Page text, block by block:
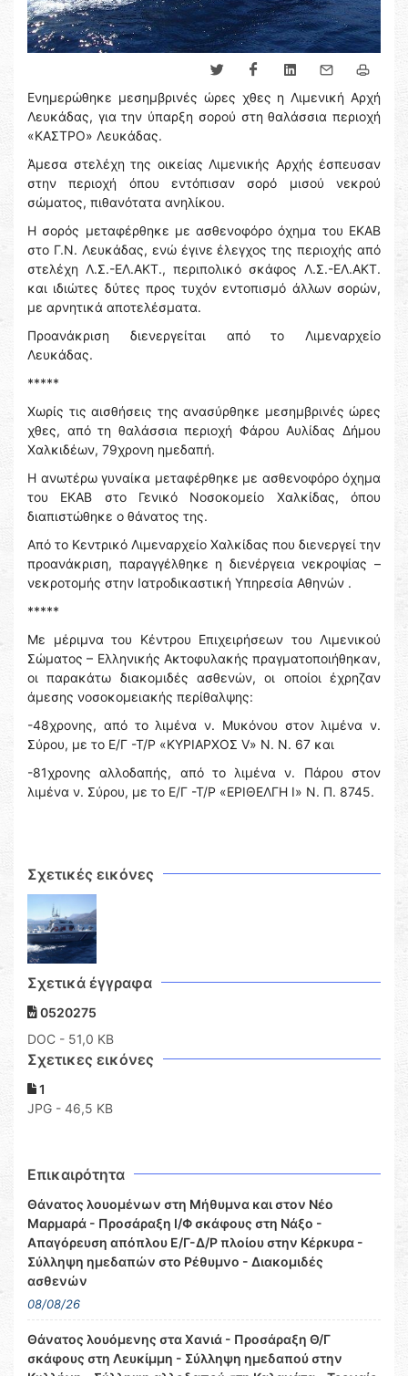
Ενημερώθηκε μεσημβρινές ώρες χθες η Λιμενική Αρχή
Λευκάδας, για την ύπαρξη σορού στη θαλάσσια περιοχή
«ΚΑΣΤΡΟ» Λευκάδας.
Άμεσα στελέχη της οικείας Λιμενικής Αρχής έσπευσαν
στην περιοχή όπου εντόπισαν σορό μισού νεκρού
σώματος, πιθανότατα ανηλίκου.
Η σορός μεταφέρθηκε με ασθενοφόρο όχημα του ΕΚΑΒ
στο Γ.Ν. Λευκάδας, ενώ έγινε έλεγχος της περιοχής από
στελέχη Λ.Σ.-ΕΛ.ΑΚΤ., περιπολικό σκάφος Λ.Σ.-ΕΛ.ΑΚΤ.
και ιδιώτες δύτες προς τυχόν εντοπισμό άλλων σορών,
με αρνητικά αποτελέσματα.
Προανάκριση διενεργείται από το Λιμεναρχείο
Λευκάδας.
*****
Χωρίς τις αισθήσεις της ανασύρθηκε μεσημβρινές ώρες
χθες, από τη θαλάσσια περιοχή Φάρου Αυλίδας Δήμου
Χαλκιδέων, 79χρονη ημεδαπή.
Η ανωτέρω γυναίκα μεταφέρθηκε με ασθενοφόρο όχημα
του ΕΚΑΒ στο Γενικό Νοσοκομείο Χαλκίδας, όπου
διαπιστώθηκε ο θάνατος της.
Από το Κεντρικό Λιμεναρχείο Χαλκίδας που διενεργεί την
προανάκριση, παραγγέλθηκε η διενέργεια νεκροψίας –
νεκροτομής στην Ιατροδικαστική Υπηρεσία Αθηνών .
*****
Με μέριμνα του Κέντρου Επιχειρήσεων του Λιμενικού
Σώματος – Ελληνικής Ακτοφυλακής πραγματοποιήθηκαν,
οι παρακάτω διακομιδές ασθενών, οι οποίοι έχρηζαν
άμεσης νοσοκομειακής περίθαλψης:
-48χρονης, από το λιμένα ν. Μυκόνου στον λιμένα ν.
Σύρου, με το Ε/Γ -Τ/Ρ «ΚΥΡΙΑΡΧΟΣ V» Ν. Ν. 67 και
-81χρονης αλλοδαπής, από το λιμένα ν. Πάρου στον
λιμένα ν. Σύρου, με το Ε/Γ -Τ/Ρ «ΕΡΙΘΕΛΓΗ Ι» Ν. Π. 8745.
Σχετικές εικόνες
Σχετικά έγγραφα
0520275
DOC - 51,0 KB
Σχετικες εικόνες
1
JPG - 46,5 KB
Επικαιρότητα
Θάνατος λουομένων στη Μήθυμνα και στον Νέο
Μαρμαρά - Προσάραξη Ι/Φ σκάφους στη Νάξο -
Απαγόρευση απόπλου Ε/Γ-Δ/Ρ πλοίου στην Κέρκυρα -
Σύλληψη ημεδαπών στο Ρέθυμνο - Διακομιδές
ασθενών
08/08/26
Θάνατος λουόμενης στα Χανιά - Προσάραξη Θ/Γ
σκάφους στη Λευκίμμη - Σύλληψη ημεδαπού στην